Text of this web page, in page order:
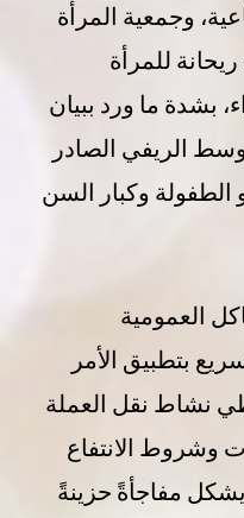
وجمعية المرأة
للمرأة
بشدة ما ورد ببيان
الريفي الصادر
الطفولة وكبار السن
العمومية
بتطبيق الأمر
نشاط نقل العملة
وشروط الانتفاع
مفاجأةً حزينةً